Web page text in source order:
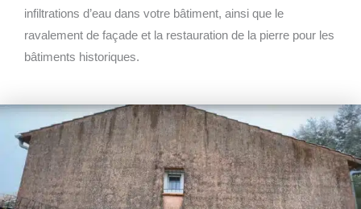
infiltrations d’eau dans votre bâtiment, ainsi que le
ravalement de façade et la restauration de la pierre pour les
bâtiments historiques.